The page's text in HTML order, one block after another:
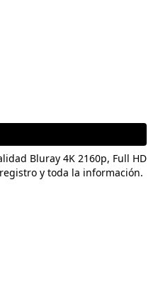
Bluray 4K 2160p, Full HD
y toda la información.